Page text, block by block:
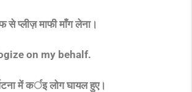
से प्लीज़ माफी माँग लेना।
on my behalf.
में कर्इ लोग घायल हुए।